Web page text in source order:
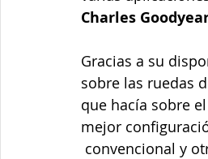
Charles
Gracias a su
sobre las ruedas
que hacía sobre
mejor
convencional y